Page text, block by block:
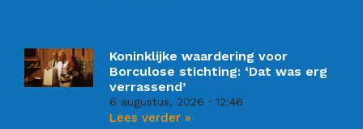
Koninklijke waardering voor
Borculose stichting: ‘Dat was erg
verrassend’
6 augustus, 2026 12:46
Lees verder »